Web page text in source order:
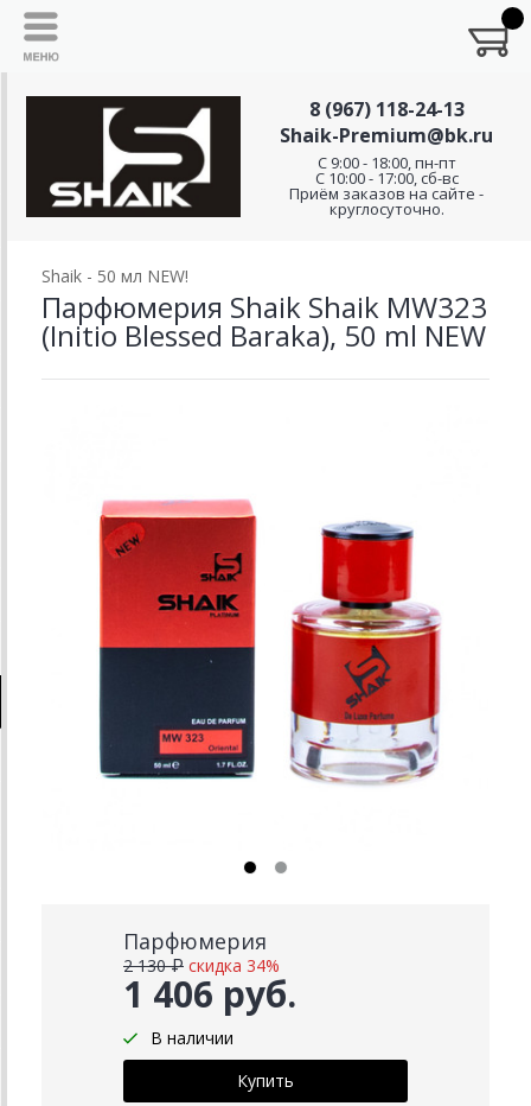
8 (967) 118-24-13
Shaik-Premium@bk.ru
C 9:00 - 18:00, пн-пт
С 10:00 - 17:00, сб-вс
Приём заказов на сайте -
круглосуточно.
Shaik - 50 мл NEW!
Парфюмерия Shaik Shaik MW323
(Initio Blessed Baraka), 50 ml NEW
Парфюмерия
1 406 руб.
2 130 ₽ скидка 34%
В наличии